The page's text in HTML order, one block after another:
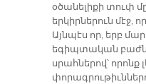
օծանելիքի տուփ
երկիրներուն մէջ,
Այնպէս որ, երբ
եգիպտական բաժնի
սրահներով՝ որոնք